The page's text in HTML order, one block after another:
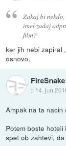
Zakaj bi
imel zadaj
film?
ker jih nebi zapiral
osnovo.
FireSnake
:: 14. jun
Ampak na ta
Potem boste
spet ob zahtevi,